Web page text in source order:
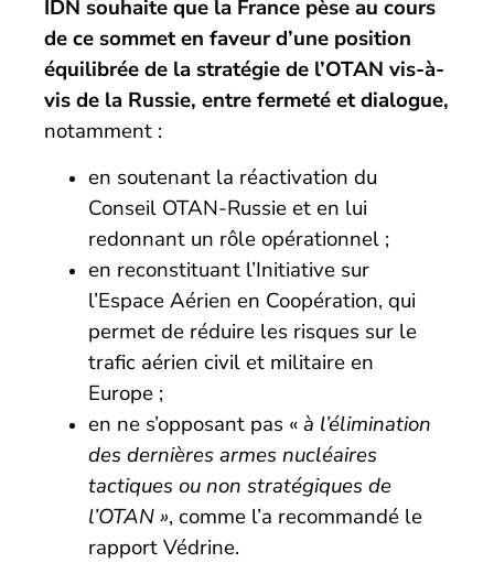
IDN souhaite que la France pèse au cours
de ce sommeten faveur d’une position
équilibrée de la stratégie de l’OTAN vis-à-
vis de la Russie, entre fermeté etdialogue,
notamment :
en soutenant la réactivation du
Conseil OTAN-Russie et en lui
redonnant un rôle opérationnel ;
en reconstituant l’Initiative sur
l’Espace Aérien en Coopération, qui
permet de réduire les risques sur le
trafic aérien civil et militaire en
Europe ;
en ne s’opposant pas «à l’élimination
des dernières armes nucléaires
tactiques ou non stratégiques de
l’OTAN », comme l’a recommandé le
rapport Védrine.